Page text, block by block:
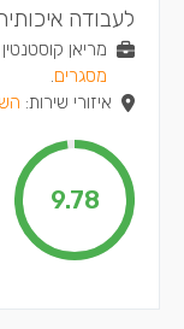
לעבודה
מריאן
מסגרים.
איזורי שירות:
9.78